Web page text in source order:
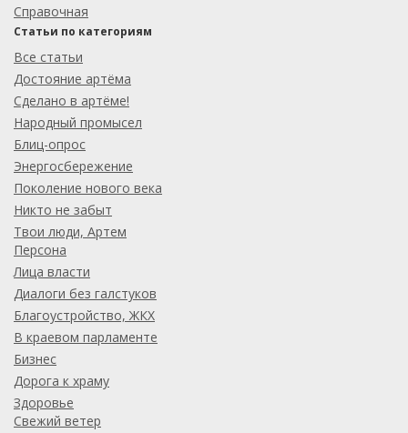
Справочная
Статьи по категориям
Все статьи
Достояние артёма
Сделано в артёме!
Народный промысел
Блиц-опрос
Энергосбережение
Поколение нового века
Никто не забыт
Твои люди, Артем
Персона
Лица власти
Диалоги без галстуков
Благоустройство, ЖКХ
В краевом парламенте
Бизнес
Дорога к храму
Здоровье
Свежий ветер